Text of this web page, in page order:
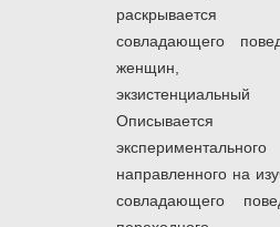
совладающего
женщин,
Описывается
направленного на
совладающего